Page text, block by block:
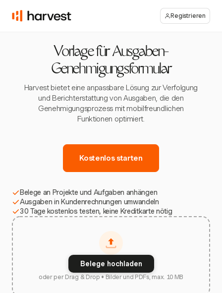
Registrieren
Vorlage für Ausgaben-
Genehmigungsformular
Harvest bietet eine anpassbare Lösung zur Verfolgung
und Berichterstattung von Ausgaben, die den
Genehmigungsprozess mit mobilfreundlichen
Funktionen optimiert.
Kostenlos starten
Belege an Projekte und Aufgaben anhängen
Ausgaben in Kundenrechnungen umwandeln
30 Tage kostenlos testen, keine Kreditkarte nötig
Belege hochladen
oder per Drag & Drop • Bilder und PDFs, max. 10 MB